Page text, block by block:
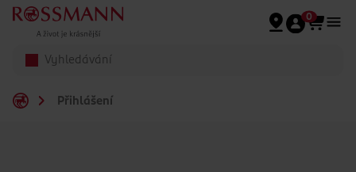
Přeskočit na hlavmní obsah
0
Přihlášení